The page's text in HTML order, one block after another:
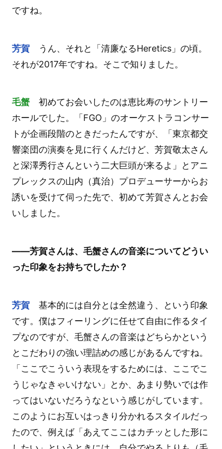
ですね。
芳賀うん、それと「清廉なるHeretics」の頃。
それが2017年ですね。そこで知りました。
毛蟹初めてお会いしたのは恵比寿のサントリー
ホールでした。「FGO」のオーケストラコンサー
トが企画段階のときだったんですが、「東京都交
響楽団の演奏を見に行くんだけど、芳賀敬太さん
と深澤秀行さんという二大巨頭が来るよ」とアニ
プレックスの山内（真治）プロデューサーからお
誘いを受けて伺った先で、初めて芳賀さんとお会
いしました。
――芳賀さんは、毛蟹さんの音楽についてどうい
った印象をお持ちでしたか？
芳賀基本的には自分とは全然違う、という印象
です。僕はフィーリングに任せて自由に作るタイ
プなのですが、毛蟹さんの音楽はどちらかという
とこだわりの強い理詰めの感じがあるんですね。
「ここでこういう表現をするためには、ここでこ
うじゃなきゃいけない」とか、あまり勢いでは作
ってはいないだろうなという感じがしています。
このようにお互いはっきり分かれるスタイルだっ
たので、例えば「あえてここはカチッとした形に